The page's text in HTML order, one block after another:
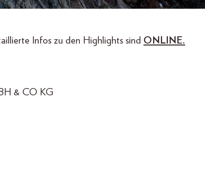
Infos zu den Highlights sind ONLINE.
& CO KG